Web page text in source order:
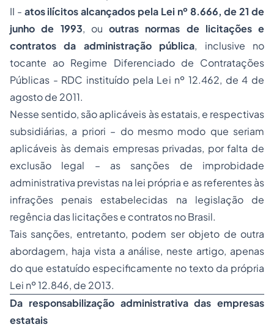
II - atos ilícitos alcançados pela Lei nº 8.666, de 21 de
junho de 1993, ou outras normas de licitações e
contratos da administração pública, inclusive no
tocante ao Regime Diferenciado de Contratações
Públicas - RDC instituído pela Lei nº 12.462, de 4 de
agosto de 2011.
Nesse sentido, são aplicáveis às estatais, e respectivas
subsidiárias, a priori – do mesmo modo que seriam
aplicáveis às demais empresas privadas, por falta de
exclusão legal – as sanções de improbidade
administrativa previstas na lei própria e as referentes às
infrações penais estabelecidas na legislação de
regência das licitações e contratos no Brasil.
Tais sanções, entretanto, podem ser objeto de outra
abordagem, haja vista a análise, neste artigo, apenas
do que estatuído especificamente no texto da própria
Lei nº 12.846, de 2013.
Da responsabilização administrativa das empresas
estatais